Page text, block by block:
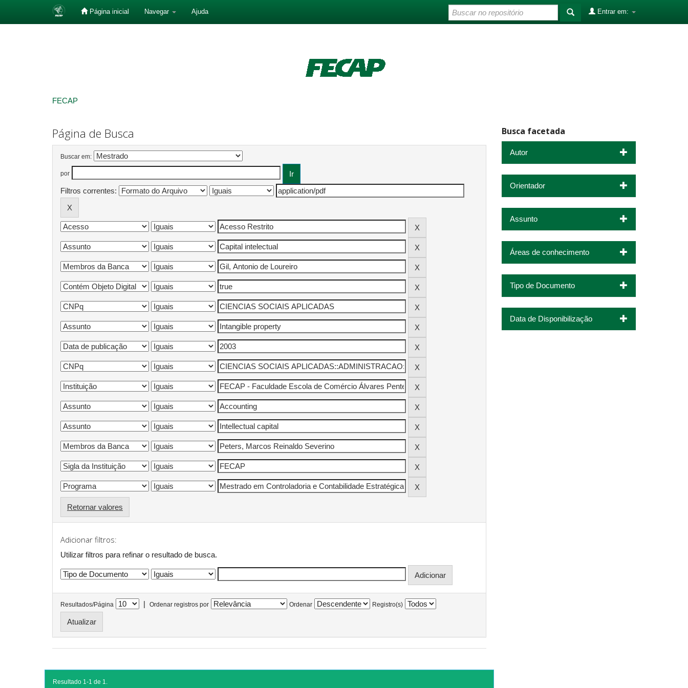
Página inicial Navegar Ajuda Entrar em:
FECAP
Página de Busca
Buscar em:
por
Filtros correntes:
Retornar valores
Adicionar filtros:
Utilizar filtros para refinar o resultado de busca.
Resultados/Página | Ordenar registros por Ordenar Registro(s)
Resultado 1-1 de 1.
Busca facetada
Autor
Orientador
Assunto
Áreas de conhecimento
Tipo de Documento
Data de Disponibilização